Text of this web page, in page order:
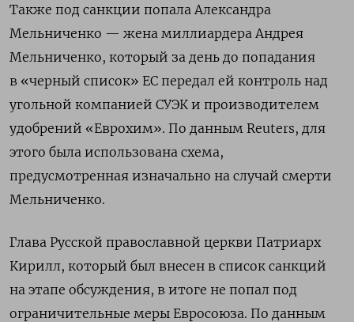
Также под санкции попала Александра
Мельниченко — жена миллиардера Андрея
Мельниченко, который за день до попадания
в «черный список» ЕС передал ей контроль над
угольной компанией СУЭК и производителем
удобрений «Еврохим». По данным Reuters, для
этого была использована схема,
предусмотренная изначально на случай смерти
Мельниченко.
Глава Русской православной церкви Патриарх
Кирилл, который был внесен в список санкций
на этапе обсуждения, в итоге не попал под
ограничительные меры Евросоюза. По данным